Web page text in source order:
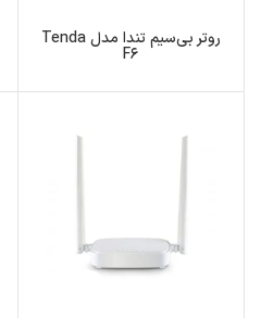
روتر بی‌سیم تندا مدل Tenda
F6